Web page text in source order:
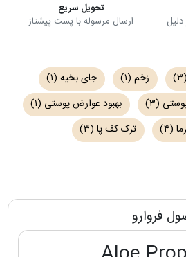
تحویل سریع
ارسال مرسوله با پست پیشتاز
(۳) زخم (۱) جای بخیه (۱)
(۳) بهبود عوارض پوستی (۱)
(۴) ترک کف پا (۳)
فروارو